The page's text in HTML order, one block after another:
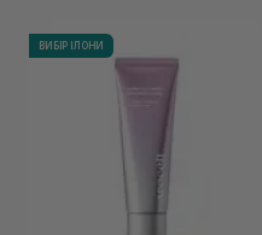
ВИБІР ІЛОНИ